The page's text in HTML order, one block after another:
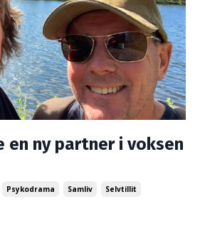
en ny partner i voksen
Psykodrama Samliv
Selvtillit